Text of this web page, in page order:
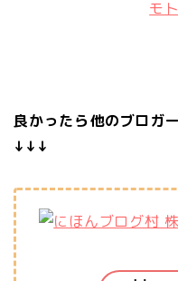
モ
良かったら他のブロガ
↓↓↓